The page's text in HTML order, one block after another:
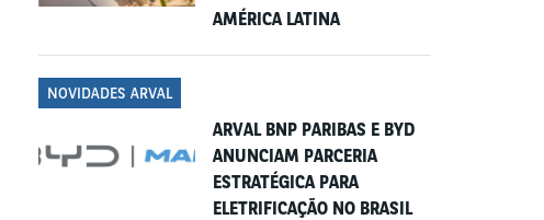
AMÉRICA LATINA
NOVIDADES ARVAL
ARVAL BNP PARIBAS E BYD
ANUNCIAM PARCERIA
ESTRATÉGICA PARA
ELETRIFICAÇÃO NO BRASIL